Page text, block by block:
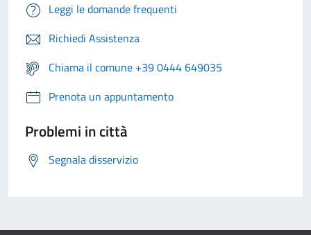
Leggi le domande frequenti
Richiedi Assistenza
Chiama il comune +39 0444 649035
Prenota un appuntamento
Problemi in città
Segnala disservizio